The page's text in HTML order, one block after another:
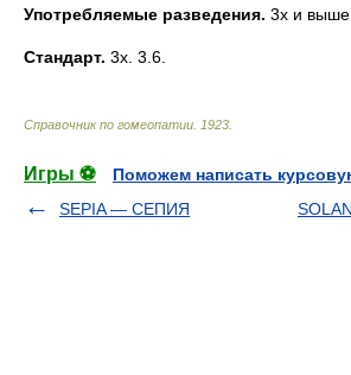
Употребляемые разведения. 3х и выше.
Стандарт. 3х. 3.6.
Справочник по гомеопатии 1923
Игры ⚽
Поможем написать
SEPIA — СЕПИЯ